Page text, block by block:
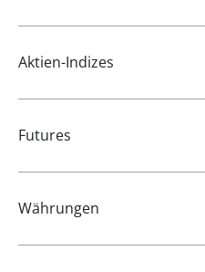
Aktien-Indizes
Futures
Währungen